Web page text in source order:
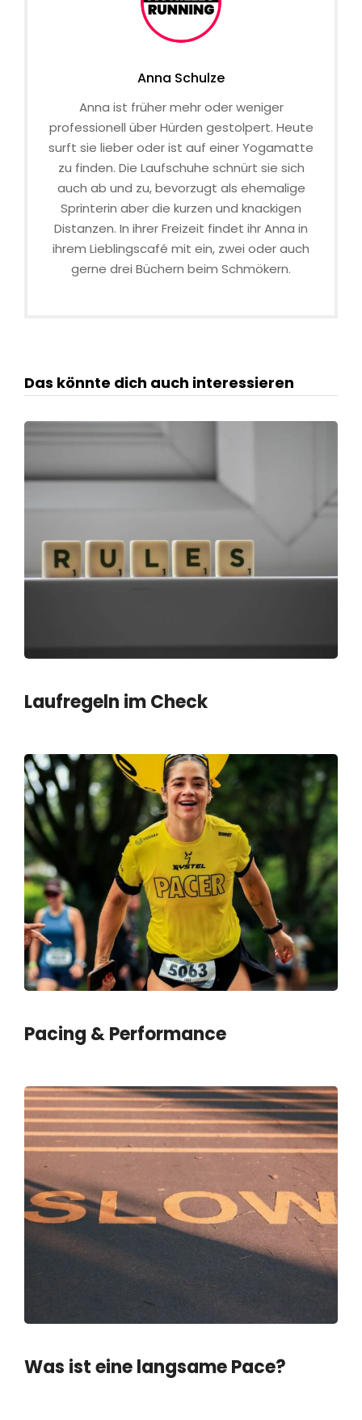
Anna Schulze
Anna ist früher mehr oder weniger
professionell über Hürden gestolpert. Heute
surft sie lieber oder ist auf einer Yogamatte
zu finden. Die Laufschuhe schnürt sie sich
auch ab und zu, bevorzugt als ehemalige
Sprinterin aber die kurzen und knackigen
Distanzen. In ihrer Freizeit findet ihr Anna in
ihrem Lieblingscafé mit ein, zwei oder auch
gerne drei Büchern beim Schmökern.
Das könnte dich auch interessieren
Laufregeln im Check
Pacing & Performance
Was ist eine langsame Pace?